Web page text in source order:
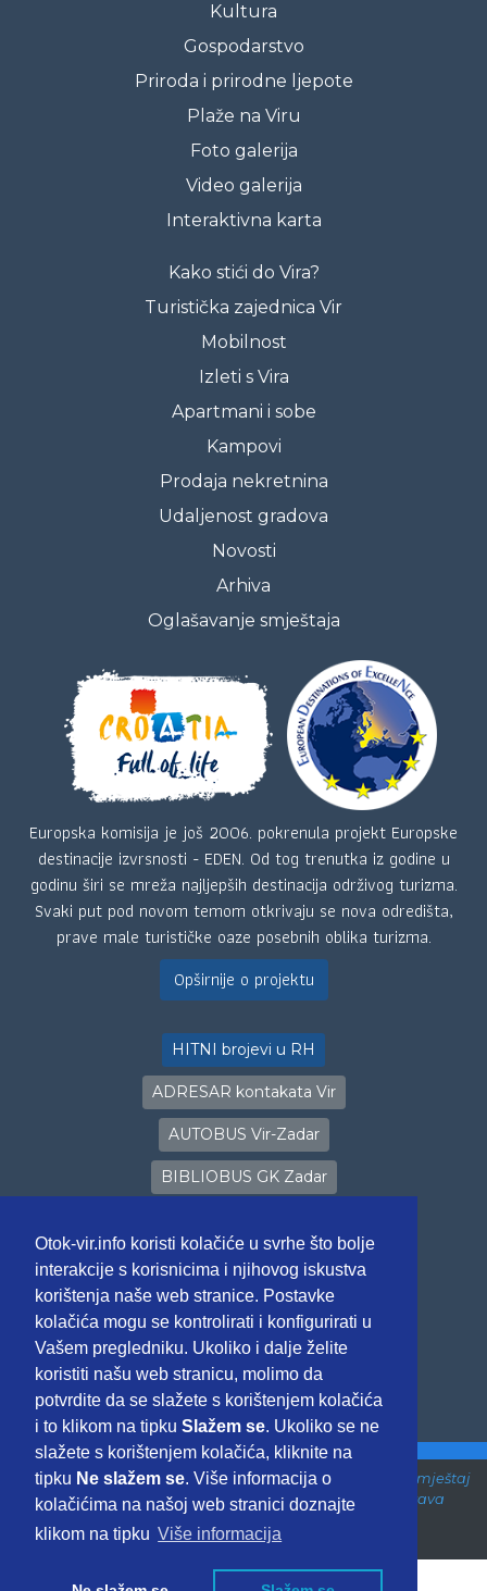
Otok-vir.info koristi kolačiće u svrhe što bolje
interakcije s korisnicima i njihovog iskustva
korištenja naše web stranice. Postavke
kolačića mogu se kontrolirati i konfigurirati u
Vašem pregledniku. Ukoliko i dalje želite
koristiti našu web stranicu, molimo da
potvrdite da se slažete s korištenjem kolačića
i to klikom na tipku Slažem se. Ukoliko se ne
slažete s korištenjem kolačića, kliknite na
tipku Ne slažem se. Više informacija o
kolačićima na našoj web stranici doznajte
klikom na tipku Više informacija
Kultura
Gospodarstvo
Priroda i prirodne ljepote
Plaže na Viru
Foto galerija
Video galerija
Interaktivna karta
Kako stići do Vira?
Turistička zajednica Vir
Mobilnost
Izleti s Vira
Apartmani i sobe
Kampovi
Prodaja nekretnina
Udaljenost gradova
Novosti
Arhiva
Oglašavanje smještaja
Europska komisija je još 2006. pokrenula projekt Europske
destinacije izvrsnosti - EDEN. Od tog trenutka iz godine u
godinu širi se mreža najljepših destinacija održivog turizma.
Svaki put pod novom temom otkrivaju se nova odredišta,
prave male turističke oaze posebnih oblika turizma.
Opširnije o projektu
HITNI brojevi u RH
ADRESAR kontakata Vir
AUTOBUS Vir-Zadar
BIBLIOBUS GK Zadar
LIVE Stream kamere
PRIJAVA u eVisitor
Poveznice
Prvi Portal Otoka Vira utemeljen 2002. godine ~ design, smještaj
i održavanje stranica ©ENGRAM doo, Zagreb
~ Sva prava
Uvjeti korištenja stranica i GDPR